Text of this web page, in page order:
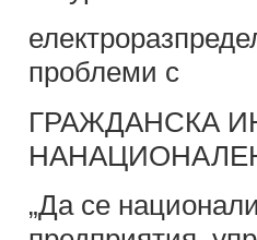
проблеми с
ГРАЖДАНСКА
„Да се